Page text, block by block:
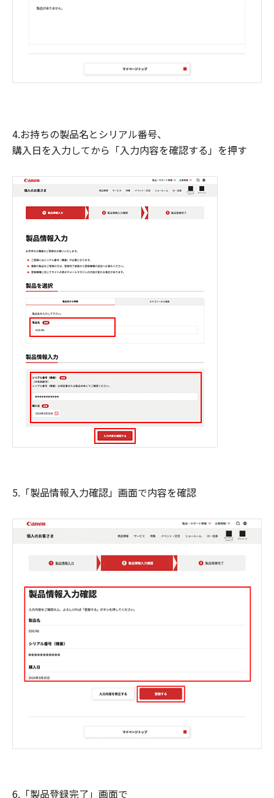
4.お持ちの製品名とシリアル番号、
購入日を入力してから「入力内容を確認する」を押す
5.「製品情報入力確認」画面で内容を確認
6.「製品登録完了」画面で